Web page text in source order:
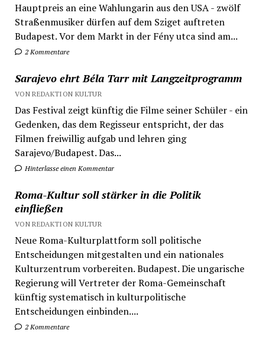
Hauptpreis an eine Wahlungarin aus den USA - zwölf
Straßenmusiker dürfen auf dem Sziget auftreten
Budapest. Vor dem Markt in der Fény utca sind am...
2 Kommentare
Sarajevo ehrt Béla Tarr mit Langzeitprogramm
VON REDAKTION KULTUR
Das Festival zeigt künftig die Filme seiner Schüler - ein
Gedenken, das dem Regisseur entspricht, der das
Filmen freiwillig aufgab und lehren ging
Sarajevo/Budapest. Das...
Hinterlasse einen Kommentar
Roma-Kultur soll stärker in die Politik
einfließen
VON REDAKTION KULTUR
Neue Roma-Kulturplattform soll politische
Entscheidungen mitgestalten und ein nationales
Kulturzentrum vorbereiten. Budapest. Die ungarische
Regierung will Vertreter der Roma-Gemeinschaft
künftig systematisch in kulturpolitische
Entscheidungen einbinden....
2 Kommentare